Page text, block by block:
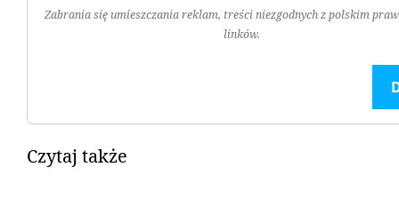
Zabrania się umieszczania reklam, treści niezgodnych z polskim
linków.
Czytaj także